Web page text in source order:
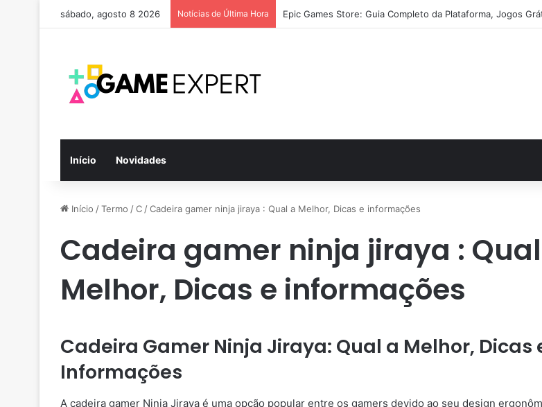
sábado, agosto 8 2026 Notícias de Última Hora Epic Games Store: Guia Completo da Plataforma, Jogos
Início Novidades
Início /Termo /C /Cadeira gamer ninja jiraya : Qual a Melhor, Dicas e informações
Cadeira gamer ninja jiraya :
Melhor, Dicas e informações
Cadeira Gamer Ninja Jiraya: Qual a Melhor, Dicas
Informações
A cadeira gamer Ninja Jiraya é uma opção popular entre os gamers devido ao seu design